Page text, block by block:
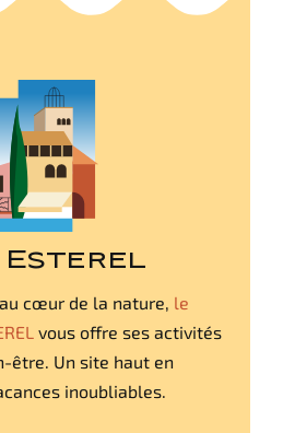
Esterel
cœur de la nature, le
vous offre ses activités
être. Un site haut en
inoubliables.